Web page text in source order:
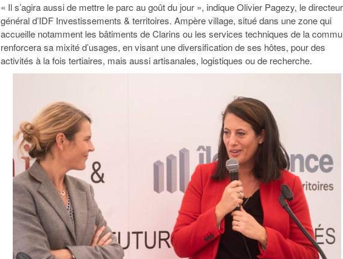
« Il s’agira aussi de mettre le parc au goût du jour », indique Olivier Pagezy, le directeur
général d’IDF Investissements & territoires. Ampère village, situé dans une zone qui
accueille notamment les bâtiments de Clarins ou les services techniques de la
renforcera sa mixité d’usages, en visant une diversification de ses hôtes, pour des
activités à la fois tertiaires, mais aussi artisanales, logistiques ou de recherche.